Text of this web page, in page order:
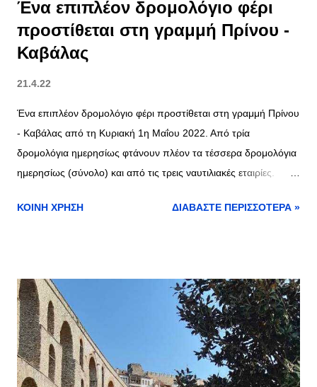
Ένα επιπλέον δρομολόγιο φέρι
προστίθεται στη γραμμή Πρίνου -
Καβάλας
21.4.22
Ένα επιπλέον δρομολόγιο φέρι προστίθεται στη γραμμή Πρίνου
- Καβάλας από τη Κυριακή 1η Μαΐου 2022. Από τρία
δρομολόγια ημερησίως φτάνουν πλέον τα τέσσερα δρομολόγια
ημερησίως (σύνολο) και από τις τρεις ναυτιλιακές εταιρίες.
(μέχρι και Κυριακή του Πάσχα εδώ >> dromologia-kavalas-
ΚΟΙΝΉ ΧΡΉΣΗ ΔΙΑΒΆΣΤΕ ΠΕΡΙΣΣΌΤΕΡΑ »